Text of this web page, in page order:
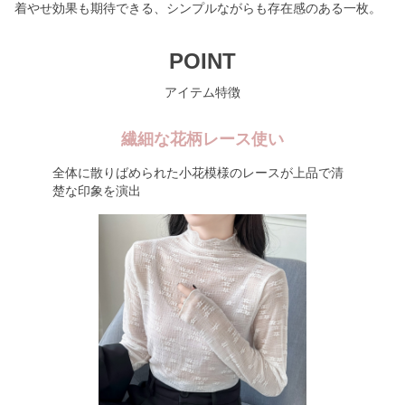
着やせ効果も期待できる、シンプルながらも存在感のある一枚。
POINT
アイテム特徴
繊細な花柄レース使い
全体に散りばめられた小花模様のレースが上品で清
楚な印象を演出